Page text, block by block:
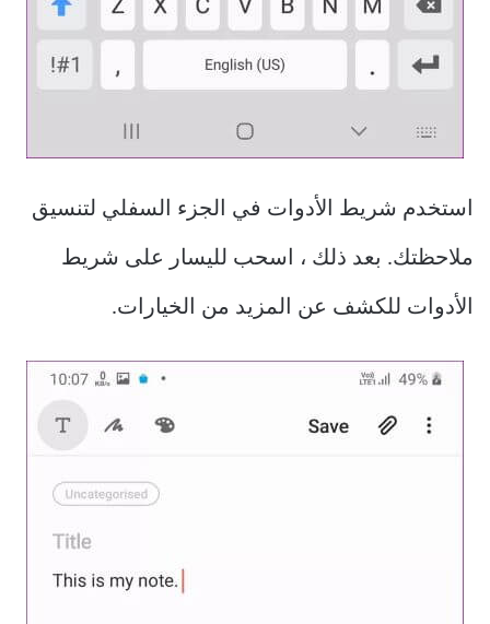
استخدم شريط الأدوات في الجزء السفلي لتنسيق
ملاحظتك. بعد ذلك ، اسحب لليسار على شريط
الأدوات للكشف عن المزيد من الخيارات.